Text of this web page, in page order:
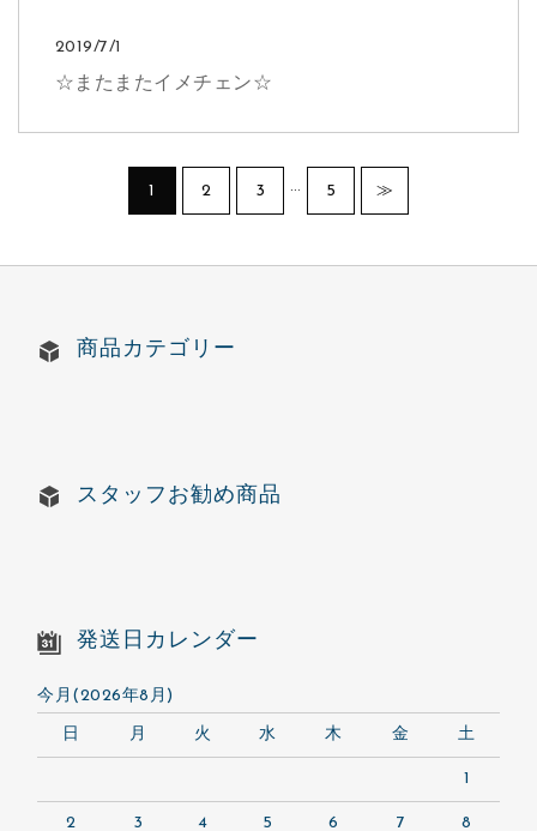
2019/7/1
☆またまたイメチェン☆
1 2 3 … 5 ≫
商品カテゴリー
スタッフお勧め商品
発送日カレンダー
今月(2026年8月)
日 月 火 水 木 金 土
1
2 3 4 5 6 7 8